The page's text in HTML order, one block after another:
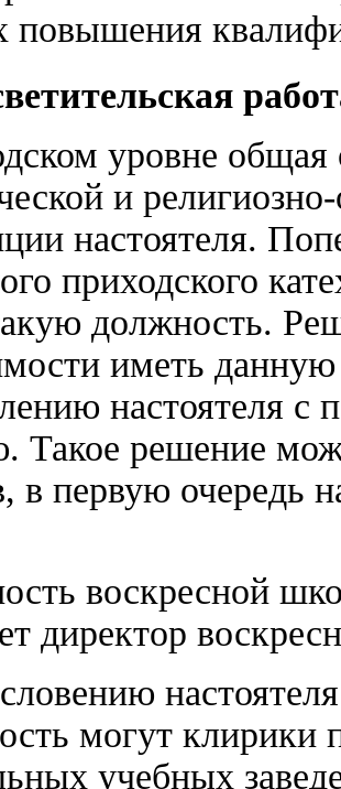
повышения
уровне общая
и
настоятеля.
приходского
должность.
иметь
настоятеля
Такое решение
в первую очередь
воскресной
директор
могут
учебных